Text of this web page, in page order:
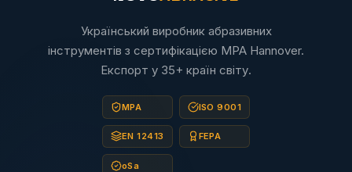
Український виробник абразивних
інструментів з сертифікацією MPA Hannover.
Експорт у 35+ країн світу.
MPA ISO 9001
EN 12413 FEPA
oSa